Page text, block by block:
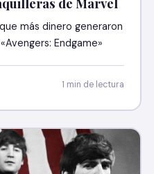
más dinero generaron
Endgame»
1 min de lectura